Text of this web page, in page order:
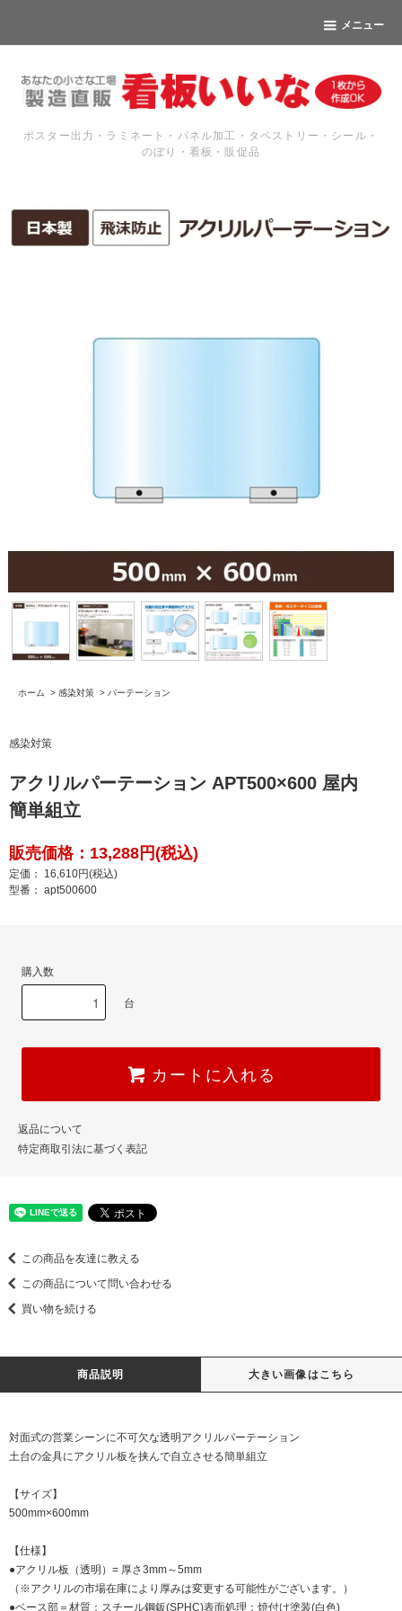
メニュー
ポスター出力・ラミネート・パネル加工・タペストリー・シール・
のぼり・看板・販促品
ホーム > 感染対策 > パーテーション
感染対策
アクリルパーテーション APT500×600 屋内
簡単組立
販売価格：13,288円(税込)
定価： 16,610円(税込)
型番： apt500600
購入数
台
カートに入れる
返品について
特定商取引法に基づく表記
この商品を友達に教える
この商品について問い合わせる
買い物を続ける
商品説明 大きい画像はこちら
対面式の営業シーンに不可欠な透明アクリルパーテーション
土台の金具にアクリル板を挟んで自立させる簡単組立
【サイズ】
500mm×600mm
【仕様】
●アクリル板（透明）= 厚さ3mm～5mm
（※アクリルの市場在庫により厚みは変更する可能性がございます。）
●ベース部＝材質：スチール鋼鈑(SPHC)表面処理：焼付け塗装(白色)